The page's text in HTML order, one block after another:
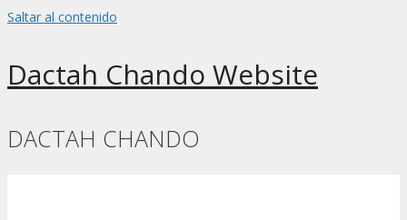
Saltar al contenido
Dactah Chando Website
DACTAH CHANDO